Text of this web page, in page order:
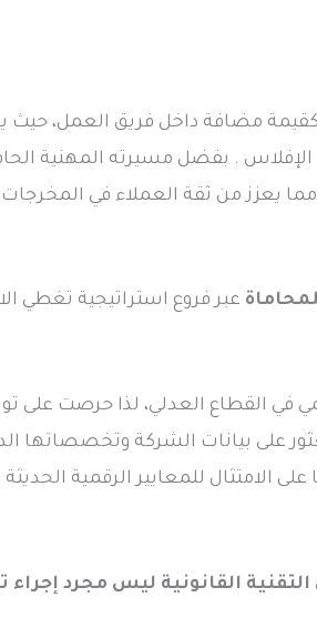
كقيمة مضافة داخل فريق العمل، حيث
الإفلاس . بفضل مسيرته المهنية
مما يعزز من ثقة العملاء في
عبر فروع استراتيجية تغطي
في القطاع العدلي، لذا حرصت
على بيانات الشركة وتخصصاتها
للمعايير الرقمية الحديثة
القانونية ليس مجرد إجراء